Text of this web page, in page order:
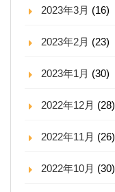
2023年3月 (16)
2023年2月 (23)
2023年1月 (30)
2022年12月 (28)
2022年11月 (26)
2022年10月 (30)